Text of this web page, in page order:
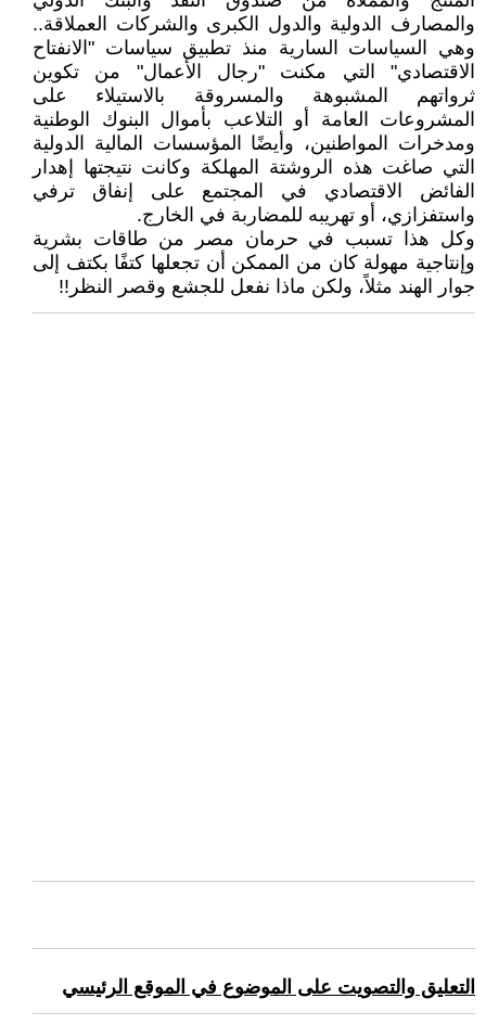
والمصارف الدولية والدول الكبرى والشركات العملاقة..
وهي السياسات السارية منذ تطبيق سياسات "الانفتاح
الاقتصادي" التي مكنت "رجال الأعمال" من تكوين
ثرواتهم المشبوهة والمسروقة بالاستيلاء على
المشروعات العامة أو التلاعب بأموال البنوك الوطنية
ومدخرات المواطنين، وأيضًا المؤسسات المالية الدولية
التي صاغت هذه الروشتة المهلكة وكانت نتيجتها إهدار
الفائض الاقتصادي في المجتمع على إنفاق ترفي
واستفزازي، أو تهريبه للمضاربة في الخارج.
وكل هذا تسبب في حرمان مصر من طاقات بشرية
وإنتاجية مهولة كان من الممكن أن تجعلها كتفًا بكتف إلى
جوار الهند مثلاً، ولكن ماذا نفعل للجشع وقصر النظر!!
التعليق والتصويت على الموضوع في الموقع الرئيسي